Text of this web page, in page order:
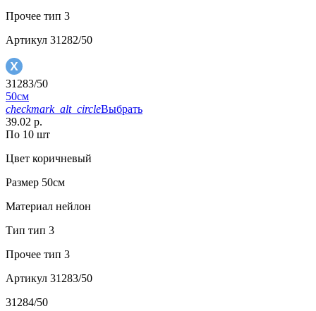
Прочее тип 3
Артикул 31282/50
31283/50
50см
checkmark_alt_circleВыбрать
39.02 р.
По 10 шт
Цвет коричневый
Размер 50см
Материал нейлон
Тип тип 3
Прочее тип 3
Артикул 31283/50
31284/50